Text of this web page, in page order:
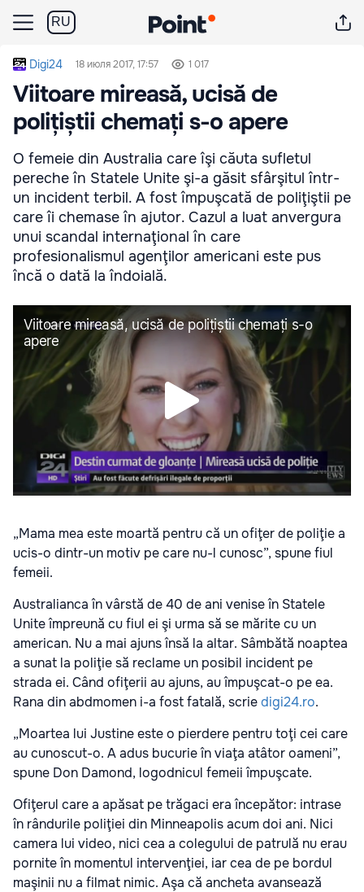
RU
Digi24 18 июля 2017, 17:57 1 017
Viitoare mireasă, ucisă de
polițiștii chemați s-o apere
O femeie din Australia care îşi căuta sufletul
pereche în Statele Unite şi-a găsit sfârşitul într-
un incident terbil. A fost împuşcată de poliţiştii pe
care îi chemase în ajutor. Cazul a luat anvergura
unui scandal internaţional în care
profesionalismul agenţilor americani este pus
încă o dată la îndoială.
„Mama mea este moartă pentru că un ofiţer de poliţie a
ucis-o dintr-un motiv pe care nu-l cunosc”, spune fiul
femeii.
Australianca în vârstă de 40 de ani venise în Statele
Unite împreună cu fiul ei şi urma să se mărite cu un
american. Nu a mai ajuns însă la altar. Sâmbătă noaptea
a sunat la poliţie să reclame un posibil incident pe
strada ei. Când ofiţerii au ajuns, au împuşcat-o pe ea.
Rana din abdmomen i-a fost fatală, scriedigi24.ro.
„Moartea lui Justine este o pierdere pentru toţi cei care
au cunoscut-o. A adus bucurie în viaţa atâtor oameni”,
spune Don Damond, logodnicul femeii împuşcate.
Ofiţerul care a apăsat pe trăgaci era începător: intrase
în rândurile poliţiei din Minneapolis acum doi ani. Nici
camera lui video, nici cea a colegului de patrulă nu erau
pornite în momentul intervenţiei, iar cea de pe bordul
maşinii nu a filmat nimic. Aşa că ancheta avansează